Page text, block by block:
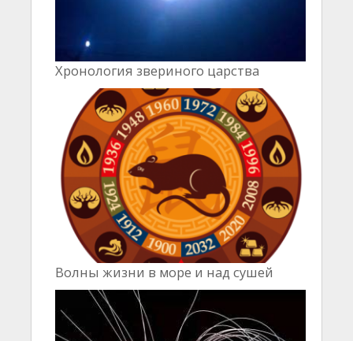
Хронология звериного царства
Волны жизни в море и над сушей